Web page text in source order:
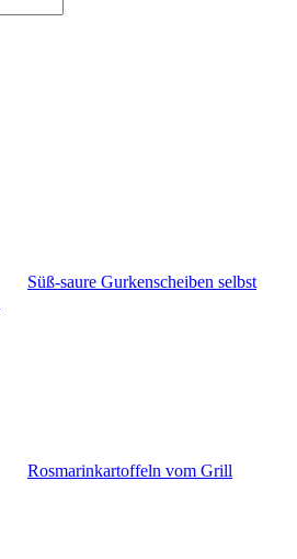
Süß-saure Gurkenscheiben selbst
Rosmarinkartoffeln vom Grill